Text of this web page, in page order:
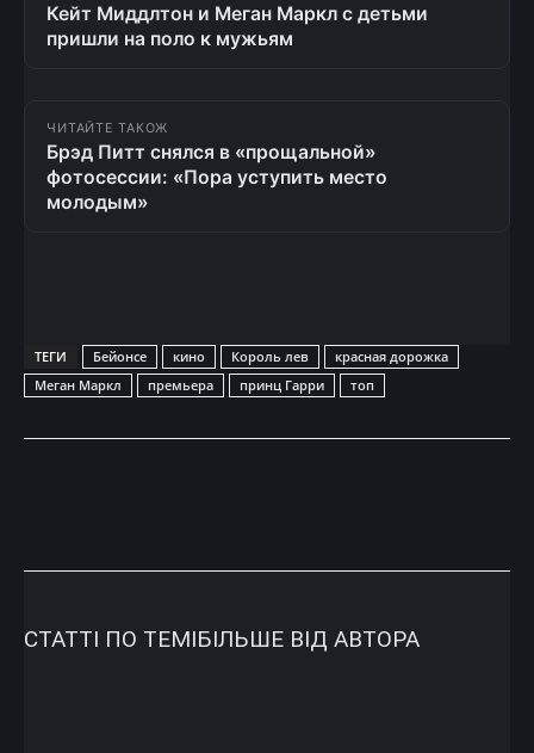
Кейт Миддлтон и Меган Маркл с детьми
пришли на поло к мужьям
ЧИТАЙТЕ ТАКОЖ
Брэд Питт снялся в «прощальной»
фотосессии: «Пора уступить место
молодым»
ТЕГИ Бейонсе кино Король лев
красная дорожка
Меган Маркл
премьера принц Гарри топ
СТАТТІ ПО ТЕМІБІЛЬШЕ ВІД АВТОРА